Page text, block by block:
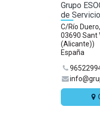
Grupo
de
C/Río
03690 Sant
(Alicante))
España